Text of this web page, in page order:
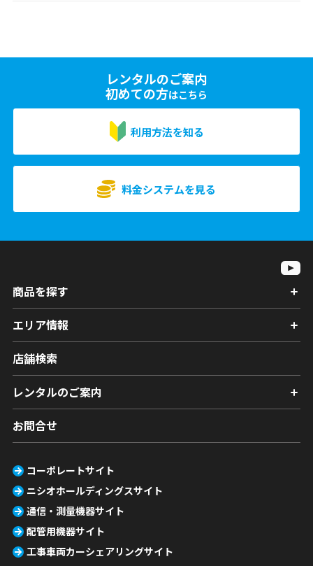
レンタルのご案内
初めての方はこちら
利用方法を知る
料金システムを見る
商品を探す
エリア情報
店舗検索
レンタルのご案内
お問合せ
コーポレートサイト
ニシオホールディングスサイト
通信・測量機器サイト
配管用機器サイト
工事車両カーシェアリングサイト